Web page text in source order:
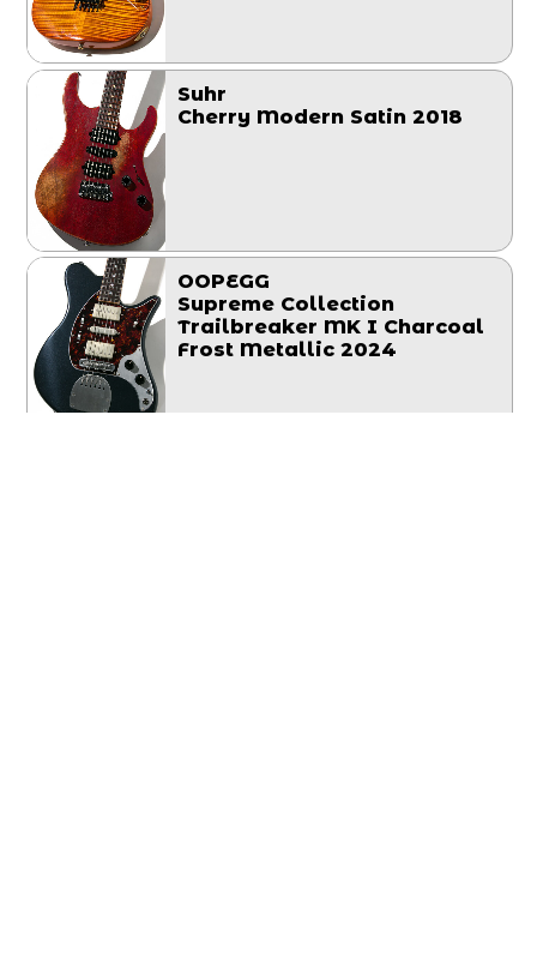
Suhr
Cherry Modern Satin 2018
OOPEGG
Supreme Collection
Trailbreaker MK I Charcoal
Frost Metallic 2024